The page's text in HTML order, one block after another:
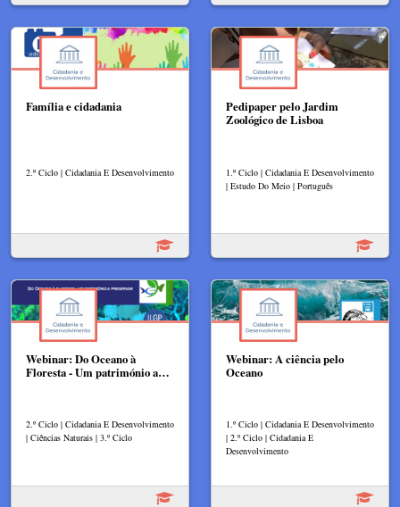
Família e cidadania
2.º Ciclo | Cidadania E Desenvolvimento
Pedipaper pelo Jardim
Zoológico de Lisboa
1.º Ciclo | Cidadania E Desenvolvimento
| Estudo Do Meio | Português
Webinar: Do Oceano à
Floresta - Um património a…
2.º Ciclo | Cidadania E Desenvolvimento
| Ciências Naturais | 3.º Ciclo
Webinar: A ciência pelo
Oceano
1.º Ciclo | Cidadania E Desenvolvimento
| 2.º Ciclo | Cidadania E
Desenvolvimento